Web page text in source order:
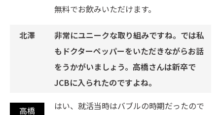
無料でお飲みいただけます。
非常にユニークな取り組みですね。では私
もドクターペッパーをいただきながらお話
をうかがいましょう。高橋さんは新卒で
JCBに入られたのですよね。
はい、就活当時はバブルの時期だったので